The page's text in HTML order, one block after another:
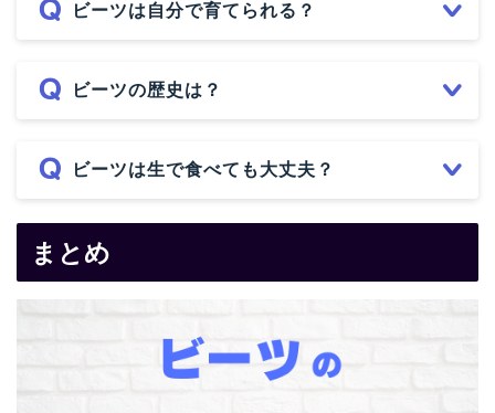
ビーツは自分で育てられる？
ビーツの歴史は？
ビーツは生で食べても大丈夫？
まとめ